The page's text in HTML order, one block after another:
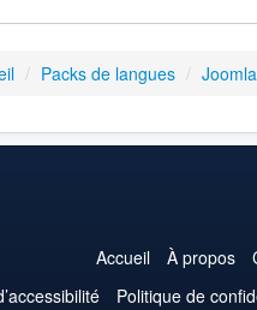
/ Packs de langues /
Accueil À propos
Politique de